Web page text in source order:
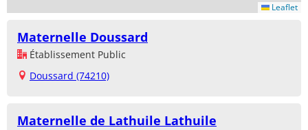
Leaflet
Maternelle Doussard
Établissement Public
Doussard (74210)
Maternelle de Lathuile Lathuile